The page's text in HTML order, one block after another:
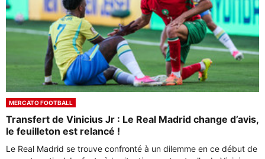
MERCATO FOOTBALL
Transfert de Vinicius Jr : Le Real Madrid change d’avis,
le feuilleton est relancé !
Le Real Madrid se trouve confronté à un dilemme en ce début de